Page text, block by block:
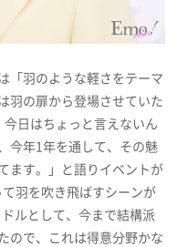
「羽のような軽さをテーマ
羽の扉から登場させていた
日はちょっと言えないん
今年1年を通して、その魅
ます。」と語りイベントが
羽を吹き飛ばすシーンが
ルとして、今まで結構派
ので、これは得意分野かな